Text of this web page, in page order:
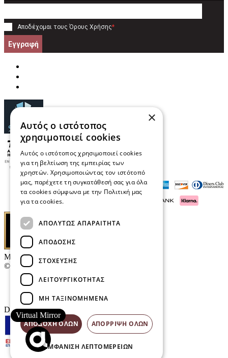
Αποδέχομαι τους Όρους Χρήσης*
Εγγραφή
Μαρκάκης Οπτικά
© 2026
Επικοινωνία
E-Volution Awards
Designed & developed by
Virtual Mirror
×
Αυτός ο ιστότοπος
χρησιμοποιεί cookies
Αυτός ο ιστότοπος χρησιμοποιεί cookies
για τη βελτίωση της εμπειρίας των
χρηστών. Χρησιμοποιώντας τον ιστότοπό
μας, παρέχετε τη συγκατάθεσή σας για όλα
τα cookies σύμφωνα με την Πολιτική μας
για τα cookies.
ΑΠΟΛΎΤΩΣ ΑΠΑΡΑΊΤΗΤΑ
ΑΠΌΔΟΣΗΣ
ΣΤΌΧΕΥΣΗΣ
ΛΕΙΤΟΥΡΓΙΚΌΤΗΤΑΣ
ΜΗ ΤΑΞΙΝΟΜΗΜΈΝΑ
ΑΠΟΔΟΧΉ ΌΛΩΝ ΑΠΌΡΡΙΨΗ ΌΛΩΝ
ΕΜΦΆΝΙΣΗ ΛΕΠΤΟΜΕΡΕΙΏΝ